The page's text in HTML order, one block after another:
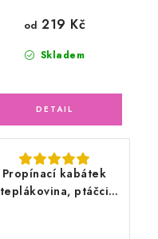
Skladem
od 219 Kč
Propínací kabátek
teplákovina, ptáčci